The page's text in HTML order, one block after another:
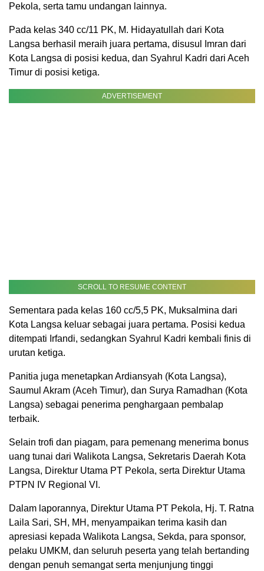
Pekola, serta tamu undangan lainnya.
Pada kelas 340 cc/11 PK, M. Hidayatullah dari Kota
Langsa berhasil meraih juara pertama, disusul Imran dari
Kota Langsa di posisi kedua, dan Syahrul Kadri dari Aceh
Timur di posisi ketiga.
ADVERTISEMENT
SCROLL TO RESUME CONTENT
Sementara pada kelas 160 cc/5,5 PK, Muksalmina dari
Kota Langsa keluar sebagai juara pertama. Posisi kedua
ditempati Irfandi, sedangkan Syahrul Kadri kembali finis di
urutan ketiga.
Panitia juga menetapkan Ardiansyah (Kota Langsa),
Saumul Akram (Aceh Timur), dan Surya Ramadhan (Kota
Langsa) sebagai penerima penghargaan pembalap
terbaik.
Selain trofi dan piagam, para pemenang menerima bonus
uang tunai dari Walikota Langsa, Sekretaris Daerah Kota
Langsa, Direktur Utama PT Pekola, serta Direktur Utama
PTPN IV Regional VI.
Dalam laporannya, Direktur Utama PT Pekola, Hj. T. Ratna
Laila Sari, SH, MH, menyampaikan terima kasih dan
apresiasi kepada Walikota Langsa, Sekda, para sponsor,
pelaku UMKM, dan seluruh peserta yang telah bertanding
dengan penuh semangat serta menjunjung tinggi